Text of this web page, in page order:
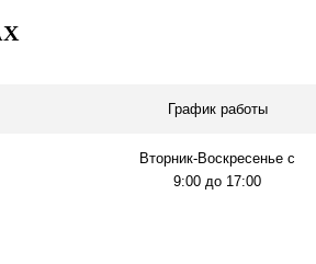
График работы
Вторник-Воскресенье с
9:00 до 17:00